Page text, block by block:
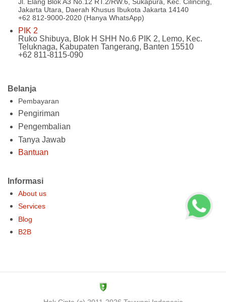
Belanja
Pembayaran
Pengiriman
Pengembalian
Tanya Jawab
Bantuan
Informasi
About us
Services
Blog
B2B
Jl. Elang Blok A3 No.12 RT.2/RW.6, Sukapura, Kec. Cilincing,
Jakarta Utara, Daerah Khusus Ibukota Jakarta 14140
+62 812-9000-2020 (Hanya WhatsApp)
PIK 2
Ruko Shibuya, Blok H SHH No.6 PIK 2, Lemo, Kec.
Teluknaga, Kabupaten Tangerang, Banten 15510
+62 811-8115-090